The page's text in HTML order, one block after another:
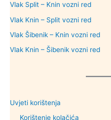
Vlak Split – Knin vozni red
Vlak Knin – Split vozni red
Vlak Šibenik – Knin vozni red
Vlak Knin – Šibenik vozni red
Uvjeti korištenja
Korištenje kolačića